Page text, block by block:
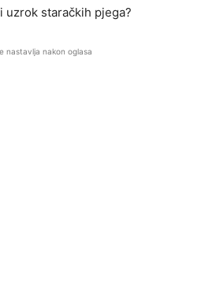
uzrok staračkih pjega?
nastavlja nakon oglasa